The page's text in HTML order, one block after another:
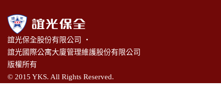
誼光保全股份有限公司 ‧
誼光國際公寓大廈管理維護股份有限公司
版權所有
© 2015 YKS. All Rights Reserved.